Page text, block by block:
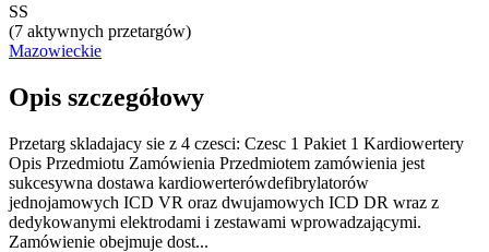
SS
(7 aktywnych przetargów)
Mazowieckie
Opis szczegółowy
Przetarg skladajacy sie z 4 czesci: Czesc 1 Pakiet 1 Kardiowertery
Opis Przedmiotu Zamówienia Przedmiotem zamówienia jest
sukcesywna dostawa kardiowerterówdefibrylatorów
jednojamowych ICD VR oraz dwujamowych ICD DR wraz z
dedykowanymi elektrodami i zestawami wprowadzającymi.
Zamówienie obejmuje dost...